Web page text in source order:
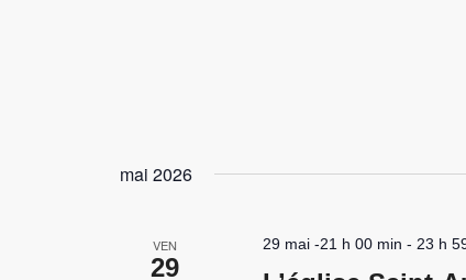
mai 2026
VEN
29
29 mai -21 h 00 min - 23 h